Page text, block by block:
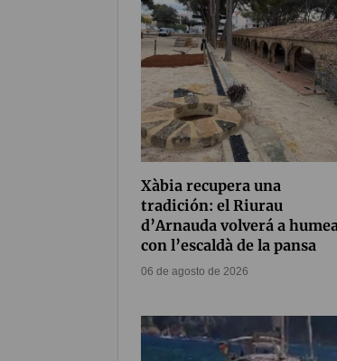
Xàbia recupera una
tradición: el Riurau
d’Arnauda volverá a
con l’escaldà de la pansa
06 de agosto de 2026